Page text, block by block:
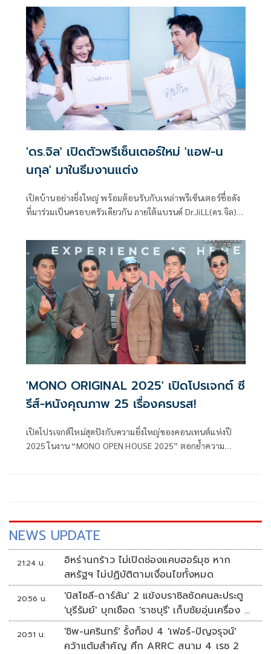
ลักษณ์ผู้สร้างสรรค์ซีรีส์หลากรสหลายอารมณ์ที่ครองใจผู้ชมใน
ทุกแพลตฟอร์ม พร้อมจัดเต็มในปีนี้ โดยล่าสุดเตรียมปลุกกระแส
อีกครั้งกับโปรเจกต์ ฉันนี่แหละท่านขุนที่สวยที่สุด ซีรีส์ที่นำ
นิยายออนไลน์ชื่อดังใน Web Comic ของ LINE WEBTOON ที่
เคยสร้างปรากฏการณ์ยอดอ่านถล่มทลายและเสียงชื่นชม
ล้นหลาม มาดัดแปลงเป็นซีรีส์ให้แฟนๆ ได้ชมกันเป็นครั้งแรก
'ดร.จิล' เปิดตัวพรีเซ็นเตอร์ใหม่ 'แอฟ-น
นกุล' มาในธีมงานแต่ง
เปิดบ้านอย่างยิ่งใหญ่ พร้อมต้อนรับกับเหล่าพรีเซ็นเตอร์ชื่อดัง
ที่มาร่วมเป็นครอบครัวเดียวกัน ภายใต้แบรนด์ Dr.JiLL(ดร.จิล)
ชั้น 19 Gayson Tower โดยมีดาราชื่อดัง ไม่ว่าจะเป็น แอฟ ทักษ
ร, นนกุล ชานน, บุ๋ม ปนัดดา, ชาย ชาตโยดม, วิกกี้ สุนิสา เจสท์,
แพนเค้ก เขมนิจ, บีม กวี, ออย อฎิพรณ์ ตบเท้าร่วมแชร์
ประสบการณ์ความสวยความงาม พร้อมแขกรับเชิญผู้ใช้จริง
อย่าง ไทด์ เอกพันธ์-ทับทิม อัญรินทร์ มาร่วมการันตีถึงคุณภาพ
ซึ่งได้ ดีเจ ดาด้า รับหน้าที่เป็นพิธีกรตลอดทั้งงาน
'MONO ORIGINAL 2025' เปิดโปรเจกต์ ซี
รีส์-หนังคุณภาพ 25 เรื่องครบรส!
เปิดโปรเจกต์ใหม่สุดปังกับความยิ่งใหญ่ของคอนเทนต์แห่งปี
2025 ในงาน “MONO OPEN HOUSE 2025” ตอกย้ำความ
NEWS UPDATE
21:24 น.
อิหร่านกร้าว ไม่เปิดช่องแคบฮอร์มุซ หาก
สหรัฐฯ ไม่ปฏิบัติตามเงื่อนไขทั้งหมด
20:56 น.
'บิสโซลี-ดาร์ลัน' 2 แข้งบราซิลซัดคนละประตู
'บุรีรัมย์' บุกเชือด 'ราชบุรี' เก็บชัยอุ่นเครื่อง 4
นัดรวด
20:51 น.
'ชิพ-นครินทร์' รั้งท็อป 4 'เฟอร์-ปัญจรุจน์'
คว้าแต้มสำคัญ ศึก ARRC สนาม 4 เรซ 2